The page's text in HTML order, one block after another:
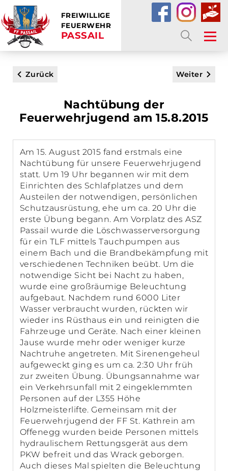
FREIWILLIGE
FEUERWEHR
PASSAIL
Zurück Weiter
Nachtübung der
Feuerwehrjugend am 15.8.2015
Am 15. August 2015 fand erstmals eine
Nachtübung für unsere Feuerwehrjugend
statt. Um 19 Uhr begannen wir mit dem
Einrichten des Schlafplatzes und dem
Austeilen der notwendigen, persönlichen
Schutzausrüstung, ehe um ca. 20 Uhr die
erste Übung begann. Am Vorplatz des ASZ
Passail wurde die Löschwasserversorgung
für ein TLF mittels Tauchpumpen aus
einem Bach und die Brandbekämpfung mit
verschiedenen Techniken beübt. Um die
notwendige Sicht bei Nacht zu haben,
wurde eine großräumige Beleuchtung
aufgebaut. Nachdem rund 6000 Liter
Wasser verbraucht wurden, rückten wir
wieder ins Rüsthaus ein und reinigten die
Fahrzeuge und Geräte. Nach einer kleinen
Jause wurde mehr oder weniger kurze
Nachtruhe angetreten. Mit Sirenengeheul
aufgeweckt ging es um ca. 2:30 Uhr früh
zur zweiten Übung. Übungsannahme war
ein Verkehrsunfall mit 2 eingeklemmten
Personen auf der L355 Höhe
Holzmeisterlifte. Gemeinsam mit der
Feuerwehrjugend der FF St. Kathrein am
Offenegg wurden beide Personen mittels
hydraulischem Rettungsgerät aus dem
PKW befreit und das Wrack geborgen.
Auch dieses Mal spielten die Beleuchtung